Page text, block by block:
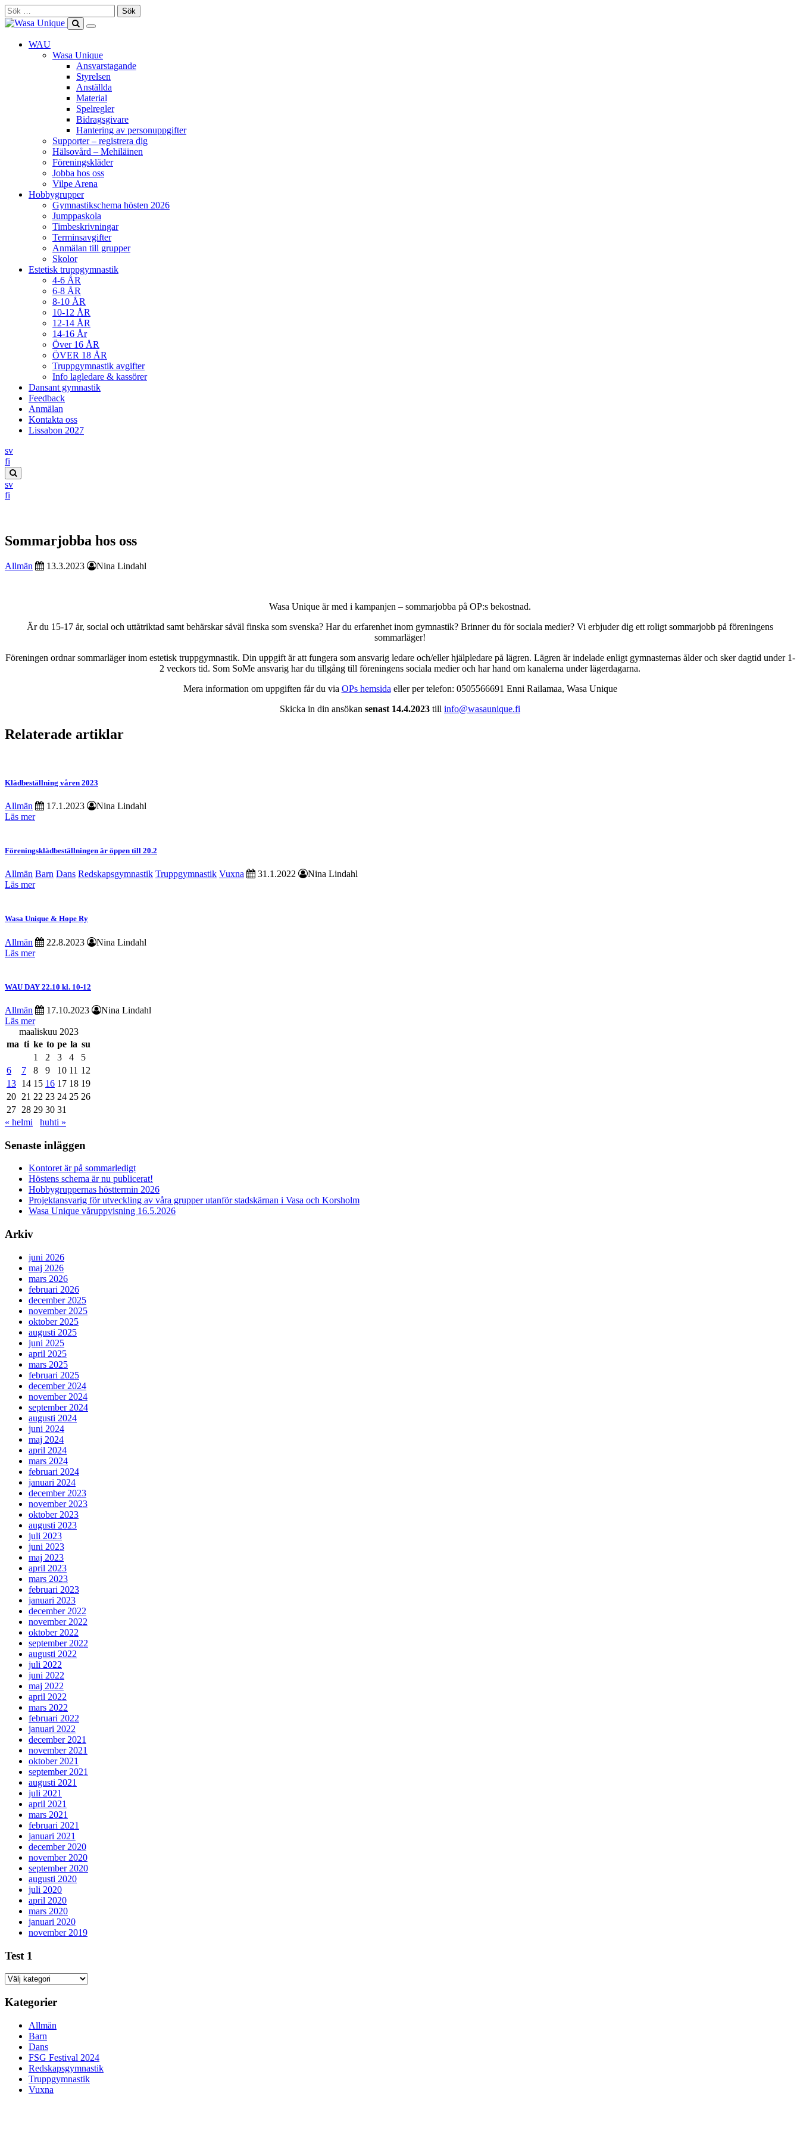
Skip
to
content
Sök
efter:
Search
site
Show
WAU
Wasa Unique
Ansvarstagande
Styrelsen
Anställda
Material
Spelregler
Bidragsgivare
Hantering av personuppgifter
Supporter – registrera dig
Hälsovård – Mehiläinen
Föreningskläder
Jobba hos oss
Vilpe Arena
Hobbygrupper
Gymnastikschema hösten 2026
Jumppaskola
Timbeskrivningar
Terminsavgifter
Anmälan till grupper
Skolor
Estetisk truppgymnastik
4-6 ÅR
6-8 ÅR
8-10 ÅR
10-12 ÅR
12-14 ÅR
14-16 År
Över 16 ÅR
ÖVER 18 ÅR
Truppgymnastik avgifter
Info lagledare & kassörer
Dansant gymnastik
Feedback
Anmälan
Kontakta oss
Lissabon 2027
sv
fi
Search
this
sv
fi
Sommarjobba hos oss
Allmän 13.3.2023 Nina Lindahl
Wasa Unique är med i kampanjen – sommarjobba på OP:s bekostnad.
Är du 15-17 år, social och uttåtriktad samt behärskar såväl finska som svenska? Har du erfarenhet inom gymnastik? Brinner du för sociala medier? Vi erbjuder dig ett roligt sommarjobb på föreningens
sommarläger!
Föreningen ordnar sommarläger inom estetisk truppgymnastik. Din uppgift är att fungera som ansvarig ledare och/eller hjälpledare på lägren. Lägren är indelade enligt gymnasternas ålder och sker dagtid under 1-
2 veckors tid. Som SoMe ansvarig har du tillgång till föreningens sociala medier och har hand om kanalerna under lägerdagarna.
Mera information om uppgiften får du via OPs hemsida eller per telefon: 0505566691 Enni Railamaa, Wasa Unique
Skicka in din ansökan senast 14.4.2023 till info@wasaunique.fi
Relaterade artiklar
Klädbeställning våren 2023
Allmän 17.1.2023
Nina Lindahl
Läs mer
Föreningsklädbeställningen är öppen till 20.2
Allmän Barn Dans Redskapsgymnastik Truppgymnastik Vuxna 31.1.2022
Nina Lindahl
Läs mer
Wasa Unique & Hope Ry
Allmän 22.8.2023
Nina Lindahl
Läs mer
WAU DAY 22.10 kl. 10-12
Allmän 17.10.2023
Nina Lindahl
Läs mer
maaliskuu 2023
ma ti ke to pe la su
1
2 3 4
5
6
7 8 9 10 11 12
13 14 15 16 17 18 19
20 21 22 23 24 25 26
27 28 29 30 31
« helmi
huhti »
Senaste inläggen
Kontoret är på sommarledigt
Höstens schema är nu publicerat!
Hobbygruppernas hösttermin 2026
Projektansvarig för utveckling av våra grupper utanför stadskärnan i Vasa och Korsholm
Wasa Unique våruppvisning 16.5.2026
Arkiv
juni 2026
maj 2026
mars 2026
februari 2026
december 2025
november 2025
oktober 2025
augusti 2025
juni 2025
april 2025
mars 2025
februari 2025
december 2024
november 2024
september 2024
augusti 2024
juni 2024
maj 2024
april 2024
mars 2024
februari 2024
januari 2024
december 2023
november 2023
oktober 2023
augusti 2023
juli 2023
juni 2023
maj 2023
april 2023
mars 2023
februari 2023
januari 2023
december 2022
november 2022
oktober 2022
september 2022
augusti 2022
juli 2022
juni 2022
maj 2022
april 2022
mars 2022
februari 2022
januari 2022
december 2021
november 2021
oktober 2021
september 2021
augusti 2021
juli 2021
april 2021
mars 2021
februari 2021
januari 2021
december 2020
november 2020
september 2020
augusti 2020
juli 2020
april 2020
mars 2020
januari 2020
november 2019
Test 1
Test
Kategorier
Allmän
Barn
Dans
FSG Festival 2024
Redskapsgymnastik
Truppgymnastik
Vuxna